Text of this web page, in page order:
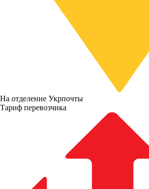
На отделение Укрпочты
Тариф перевозчика